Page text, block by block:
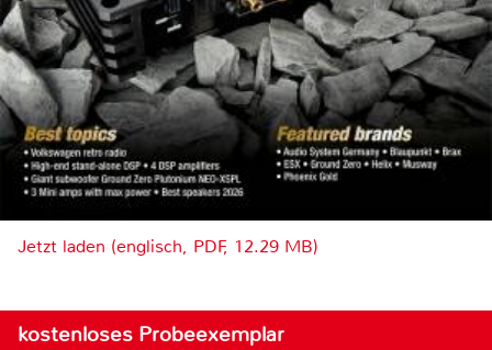
Jetzt laden (englisch, PDF, 12.29 MB)
kostenloses Probeexemplar